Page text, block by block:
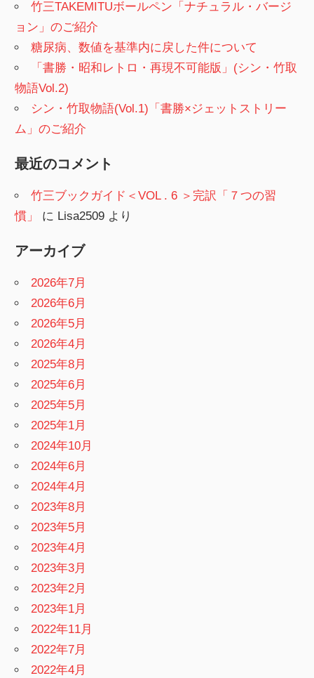
竹三TAKEMITUボールペン「ナチュラル・バージ
ョン」のご紹介
糖尿病、数値を基準内に戻した件について
「書勝・昭和レトロ・再現不可能版」(シン・竹取
物語Vol.2)
シン・竹取物語(Vol.1)「書勝×ジェットストリー
ム」のご紹介
最近のコメント
竹三ブックガイド＜VOL . 6 ＞完訳「７つの習
慣」
に Lisa2509 より
アーカイブ
2026年7月
2026年6月
2026年5月
2026年4月
2025年8月
2025年6月
2025年5月
2025年1月
2024年10月
2024年6月
2024年4月
2023年8月
2023年5月
2023年4月
2023年3月
2023年2月
2023年1月
2022年11月
2022年7月
2022年4月